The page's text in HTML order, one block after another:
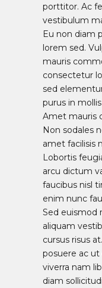
porttitor. Ac
vestibulum
Eu non diam
lorem sed.
mauris
consectetur
sed
purus in
Amet mauris
Non sodales
amet facilisis
Lobortis
arcu dictum
faucibus nisl
enim nunc
Sed euismod
aliquam
cursus risus
posuere ac
viverra nam
diam